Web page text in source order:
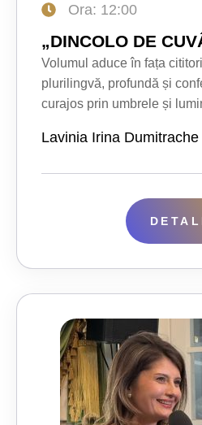
Ora: 12:00
„DINCOLO DE
Volumul aduce în fața
plurilingvă, profundă și
curajos prin umbrele și
Lavinia Irina Dumitrache